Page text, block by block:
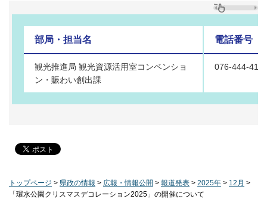
部局・担当名 電話番号
観光推進局 観光資源活用室コンベンショ
ン・賑わい創出課
076-444-4116
トップページ > 県政の情報 > 広報・情報公開 > 報道発表 > 2025年 > 12月 >
「環水公園クリスマスデコレーション2025」の開催について